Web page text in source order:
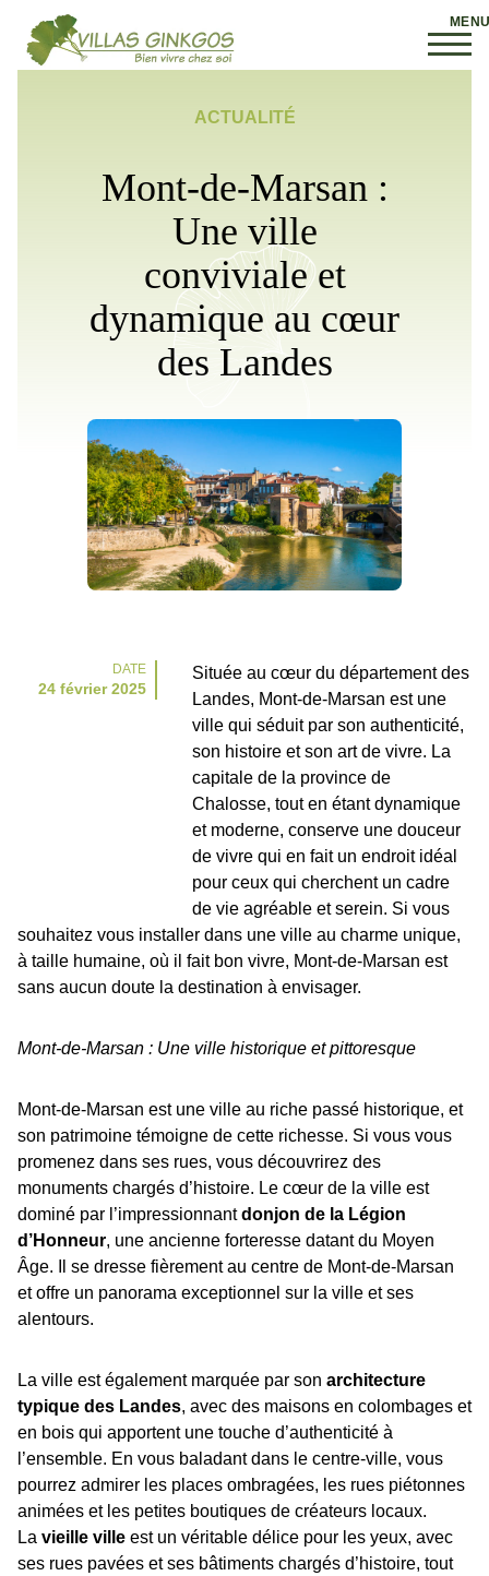
ACTUALITÉ
Mont-de-Marsan :
Une ville
conviviale et
dynamique au cœur
des Landes
DATE
24 février 2025
Située au cœur du département des
Landes, Mont-de-Marsan est une
ville qui séduit par son authenticité,
son histoire et son art de vivre. La
capitale de la province de
Chalosse, tout en étant dynamique
et moderne, conserve une douceur
de vivre qui en fait un endroit idéal
pour ceux qui cherchent un cadre
de vie agréable et serein. Si vous
souhaitez vous installer dans une ville au charme unique,
à taille humaine, où il fait bon vivre, Mont-de-Marsan est
sans aucun doute la destination à envisager.
Mont-de-Marsan : Une ville historique et pittoresque
Mont-de-Marsan est une ville au riche passé historique, et
son patrimoine témoigne de cette richesse. Si vous vous
promenez dans ses rues, vous découvrirez des
monuments chargés d’histoire. Le cœur de la ville est
dominé par l’impressionnantdonjon de la Légion
d’Honneur, une ancienne forteresse datant du Moyen
Âge. Il se dresse fièrement au centre de Mont-de-Marsan
et offre un panorama exceptionnel sur la ville et ses
alentours.
La ville est également marquée par son architecture
typique des Landes, avec des maisons en colombages et
en bois qui apportent une touche d’authenticité à
l’ensemble. En vous baladant dans le centre-ville, vous
pourrez admirer les places ombragées, les rues piétonnes
animées et les petites boutiques de créateurs locaux.
La vieille ville est un véritable délice pour les yeux, avec
ses rues pavées et ses bâtiments chargés d’histoire, tout